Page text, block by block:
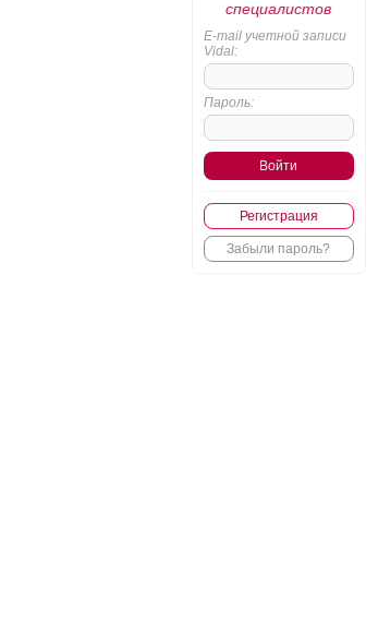
специалистов
E-mail учетной записи
Vidal:
Пароль:
Регистрация
Забыли пароль?